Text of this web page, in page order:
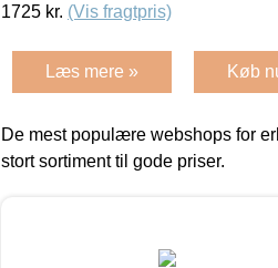
1725 kr. (Vis fragtpris)
Læs mere » Køb
De mest populære webshops for
stort sortiment til gode priser.